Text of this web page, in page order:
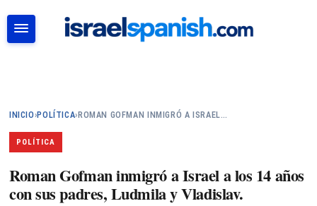
INICIO›POLÍTICA› ROMAN GOFMAN INMIGRÓ A ISRAEL…
POLÍTICA
Roman Gofman inmigró a Israel a los 14 años
con sus padres, Ludmila y Vladislav.